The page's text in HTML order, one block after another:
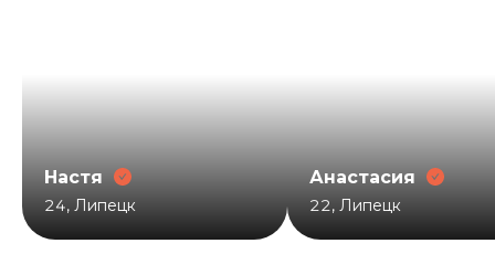
Настя
24, Липецк
Анастасия
22, Липецк